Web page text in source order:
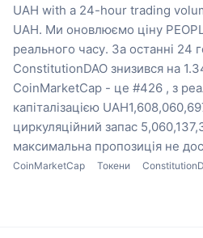
UAH with a 24-hour trading
UAH. Ми оновлюємо ціну
реального часу. За останні 24
ConstitutionDAO знизився на
CoinMarketCap - це #426 , з
капіталізацією
циркуляційний запас
максимальна пропозиція не
CoinMarketCap Токени